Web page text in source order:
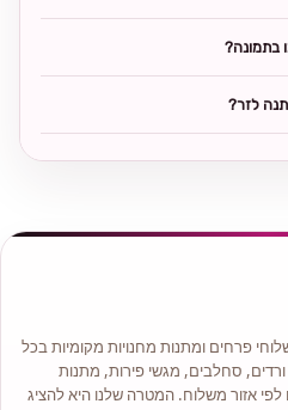
בתמונה?
לזר?
פרחים ומתנות מחנויות מקומיות בכל
סחלבים, מגשי פירות, מתנות
לפי אזור משלוח. המטרה שלנו היא להציג